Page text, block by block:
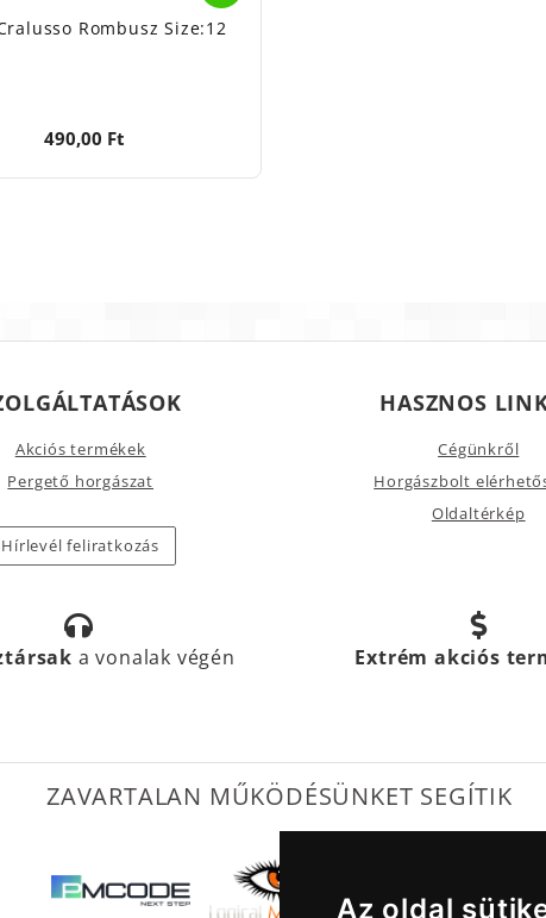
Az oldal
Rombusz Size:12
490,00 Ft
Akciós termékek
Pergető horgászat
Hírlevél feliratkozás
HASZNOS
Cégünkről
Horgászbolt
Oldaltérkép
a vonalak végén Extrém akciós
ZAVARTALAN MŰKÖDÉSÜNKET SEGÍTIK